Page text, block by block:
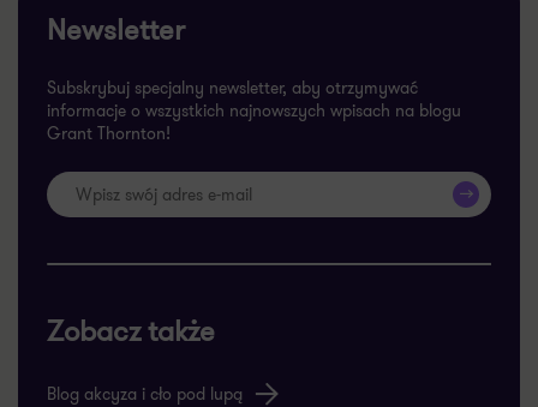
Newsletter
Subskrybuj specjalny newsletter, aby otrzymywać
informacje o wszystkich najnowszych wpisach na blogu
Grant Thornton!
>>
Zobacz także
Blog akcyza i cło pod lupą